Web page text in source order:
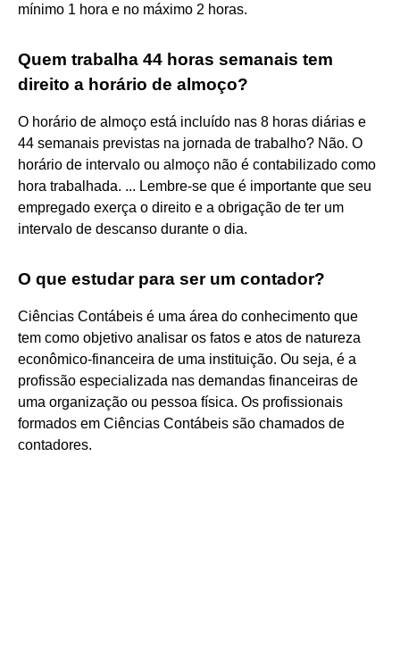
mínimo 1 hora e no máximo 2 horas.
Quem trabalha 44 horas semanais tem
direito a horário de almoço?
O horário de almoço está incluído nas 8 horas diárias e
44 semanais previstas na jornada de trabalho? Não. O
horário de intervalo ou almoço não é contabilizado como
hora trabalhada. ... Lembre-se que é importante que seu
empregado exerça o direito e a obrigação de ter um
intervalo de descanso durante o dia.
O que estudar para ser um contador?
Ciências Contábeis é uma área do conhecimento que
tem como objetivo analisar os fatos e atos de natureza
econômico-financeira de uma instituição. Ou seja, é a
profissão especializada nas demandas financeiras de
uma organização ou pessoa física. Os profissionais
formados em Ciências Contábeis são chamados de
contadores.